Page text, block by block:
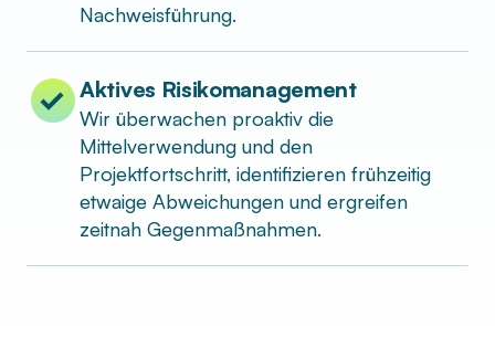
Nachweisführung.
Aktives Risikomanagement
Wir überwachen proaktiv die
Mittelverwendung und den
Projektfortschritt, identifizieren frühzeitig
etwaige Abweichungen und ergreifen
zeitnah Gegenmaßnahmen.